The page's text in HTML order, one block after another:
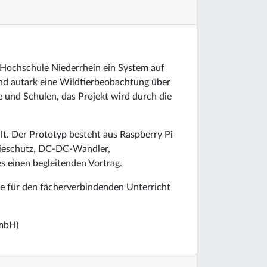
Niederrhein ein System auf
autark eine Wildtierbeobachtung über
Schulen, das Projekt wird durch die
Der Prototyp besteht aus Raspberry Pi
DC-DC-Wandler,
einen begleitenden Vortrag.
für den fächerverbindenden Unterricht